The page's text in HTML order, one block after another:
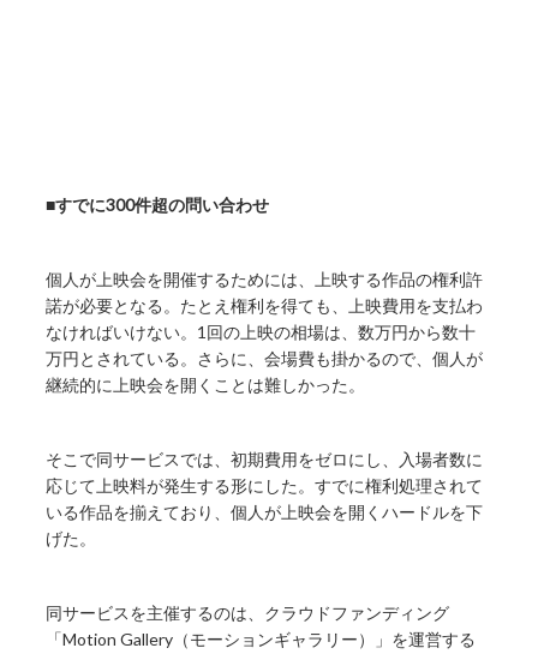
■すでに300件超の問い合わせ
個人が上映会を開催するためには、上映する作品の権利許
諾が必要となる。たとえ権利を得ても、上映費用を支払わ
なければいけない。1回の上映の相場は、数万円から数十
万円とされている。さらに、会場費も掛かるので、個人が
継続的に上映会を開くことは難しかった。
そこで同サービスでは、初期費用をゼロにし、入場者数に
応じて上映料が発生する形にした。すでに権利処理されて
いる作品を揃えており、個人が上映会を開くハードルを下
げた。
同サービスを主催するのは、クラウドファンディング
「Motion Gallery（モーションギャラリー）」を運営する